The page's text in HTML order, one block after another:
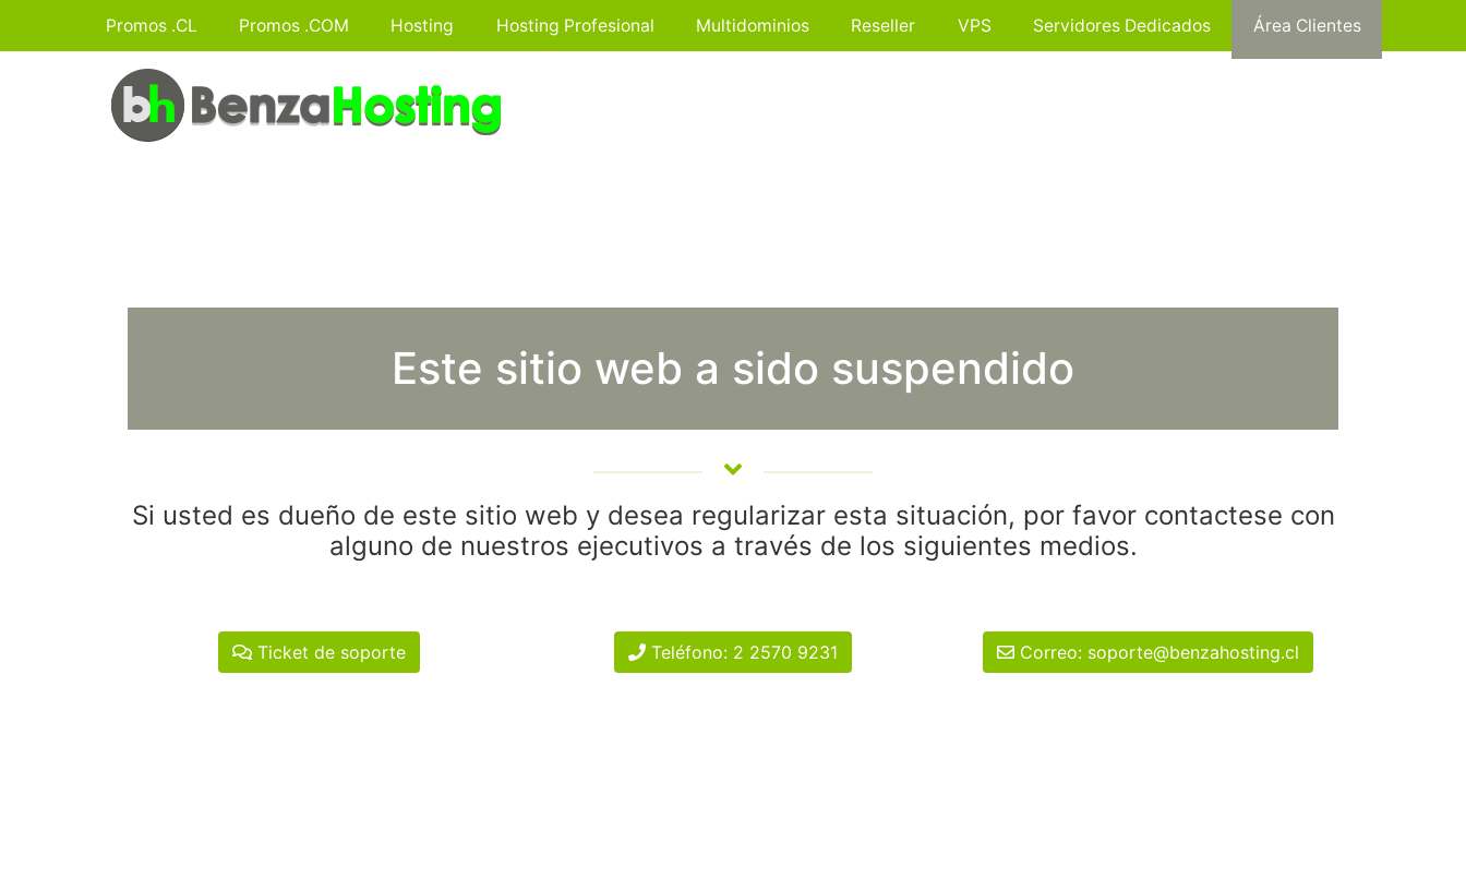
Promos .CL Promos .COM Hosting Hosting Profesional Multidominios Reseller VPS Servidores Dedicados Área Clientes
Este sitio web a sido suspendido
Si usted es dueño de este sitio web y desea regularizar esta situación, por favor contactese con
alguno de nuestros ejecutivos a través de los siguientes medios.
Ticket de soporte Teléfono: 2 2570 9231 Correo: soporte@benzahosting.cl